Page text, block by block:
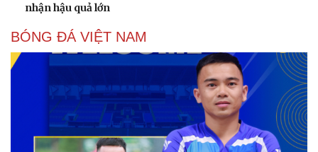
nhận hậu quả lớn
BÓNG ĐÁ VIỆT NAM